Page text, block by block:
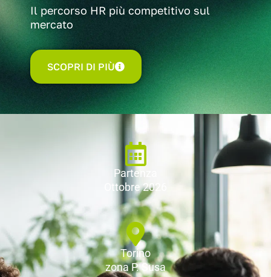
Il percorso HR più competitivo sul
mercato
SCOPRI DI PIÙ
Partenza
Ottobre 2026
Torino
zona P. Susa